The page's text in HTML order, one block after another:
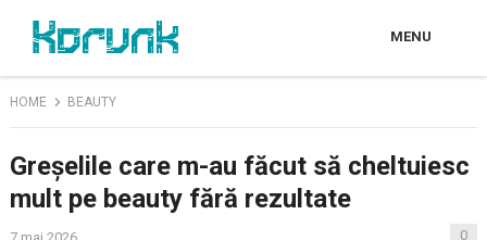
MENU
HOME BEAUTY
Greșelile care m-au făcut să cheltuiesc
mult pe beauty fără rezultate
0